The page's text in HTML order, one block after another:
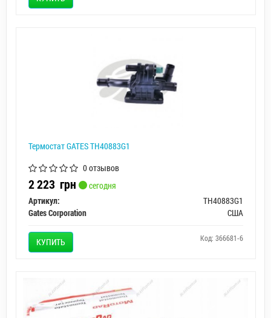
Термостат GATES TH40883G1
0 отзывов
2 223 грн
сегодня
Артикул:
TH40883G1
Gates Corporation
США
КУПИТЬ Код: 366681-6